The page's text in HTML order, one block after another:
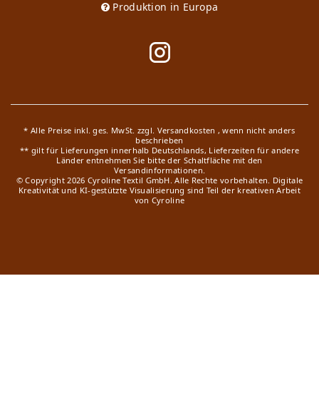
Produktion in Europa
* Alle Preise inkl. ges. MwSt. zzgl. Versandkosten , wenn nicht anders
beschrieben
** gilt für Lieferungen innerhalb Deutschlands, Lieferzeiten für andere
Länder entnehmen Sie bitte der Schaltfläche mit den
Versandinformationen.
© Copyright 2026 Cyroline Textil GmbH. Alle Rechte vorbehalten. Digitale
Kreativität und KI-gestützte Visualisierung sind Teil der kreativen Arbeit
von Cyroline